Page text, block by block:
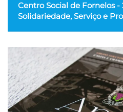
Centro Social de Fornelos -
Solidariedade, Serviço e